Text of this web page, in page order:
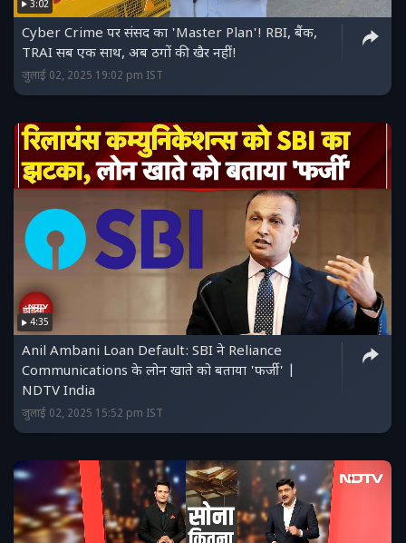
3:02
Cyber Crime पर संसद का 'Master Plan'! RBI, बैंक,
TRAI सब एक साथ, अब ठगों की खैर नहीं!
जुलाई 02, 2025 19:02 pm IST
4:35
Anil Ambani Loan Default: SBI ने Reliance
Communications के लोन खाते को बताया 'फर्जी' |
NDTV India
जुलाई 02, 2025 15:52 pm IST